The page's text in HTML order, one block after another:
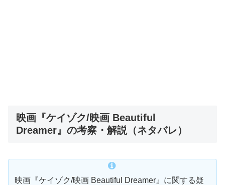
映画『ケイゾク/映画 Beautiful
Dreamer』の考察・解説（ネタバレ）
映画『ケイゾク/映画 Beautiful Dreamer』に関する疑